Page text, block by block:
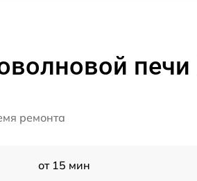
печи
ремонта
от 15 мин